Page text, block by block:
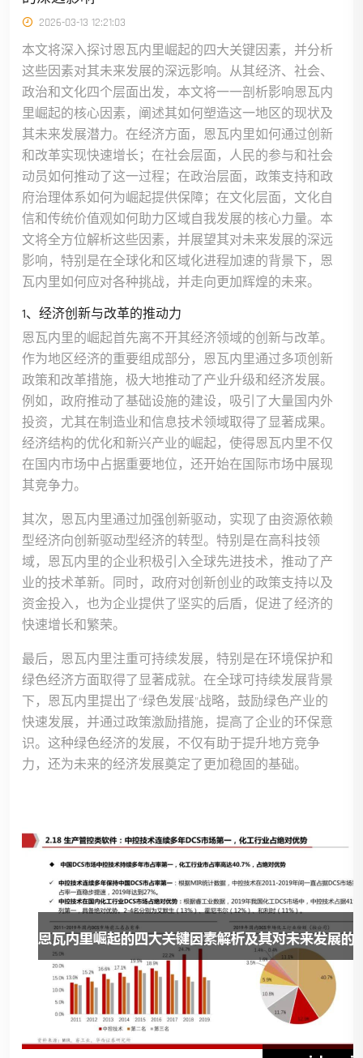
2026-03-13 12:21:03
本文将深入探讨恩瓦内里崛起的四大关键因素，并分析
这些因素对其未来发展的深远影响。从其经济、社会、
政治和文化四个层面出发，本文将一一剖析影响恩瓦内
里崛起的核心因素，阐述其如何塑造这一地区的现状及
其未来发展潜力。在经济方面，恩瓦内里如何通过创新
和改革实现快速增长；在社会层面，人民的参与和社会
动员如何推动了这一过程；在政治层面，政策支持和政
府治理体系如何为崛起提供保障；在文化层面，文化自
信和传统价值观如何助力区域自我发展的核心力量。本
文将全方位解析这些因素，并展望其对未来发展的深远
影响，特别是在全球化和区域化进程加速的背景下，恩
瓦内里如何应对各种挑战，并走向更加辉煌的未来。
1、经济创新与改革的推动力
恩瓦内里的崛起首先离不开其经济领域的创新与改革。
作为地区经济的重要组成部分，恩瓦内里通过多项创新
政策和改革措施，极大地推动了产业升级和经济发展。
例如，政府推动了基础设施的建设，吸引了大量国内外
投资，尤其在制造业和信息技术领域取得了显著成果。
经济结构的优化和新兴产业的崛起，使得恩瓦内里不仅
在国内市场中占据重要地位，还开始在国际市场中展现
其竞争力。
其次，恩瓦内里通过加强创新驱动，实现了由资源依赖
型经济向创新驱动型经济的转型。特别是在高科技领
域，恩瓦内里的企业积极引入全球先进技术，推动了产
业的技术革新。同时，政府对创新创业的政策支持以及
资金投入，也为企业提供了坚实的后盾，促进了经济的
快速增长和繁荣。
最后，恩瓦内里注重可持续发展，特别是在环境保护和
绿色经济方面取得了显著成就。在全球可持续发展背景
下，恩瓦内里提出了“绿色发展”战略，鼓励绿色产业的
快速发展，并通过政策激励措施，提高了企业的环保意
识。这种绿色经济的发展，不仅有助于提升地方竞争
力，还为未来的经济发展奠定了更加稳固的基础。